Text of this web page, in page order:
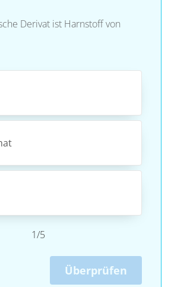
Derivat ist Harnstoff von
1/5
Überprüfen